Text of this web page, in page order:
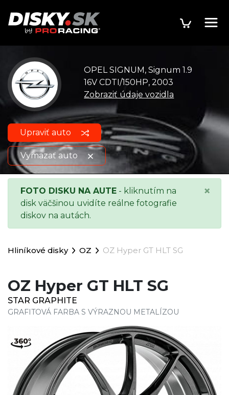
OPEL SIGNUM, Signum 1.9
16V CDTI/150HP, 2003
Zobraziť údaje vozidla
Upraviť auto
Vymazať auto
OPEL SIGNUM, Signum 1.9 16V
CDTI/150HP, 2003
o vozidle
FOTO DISKU NA AUTE - kliknutím na
disk väčšinou uvidíte reálne fotografie
diskov na autách.
×
Hliníkové disky OZ OZ Hyper GT HLT SG
OZ Hyper GT HLT SG
STAR GRAPHITE
GRAFITOVÁ FARBA S VÝRAZNOU METALÍZOU